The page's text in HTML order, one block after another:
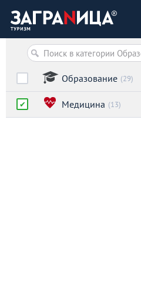
Образование (29)
Медицина (13)